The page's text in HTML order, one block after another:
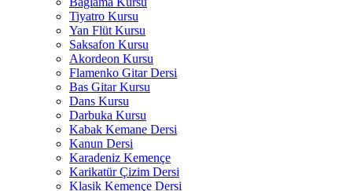
Tiyatro Kursu
Yan Flüt Kursu
Saksafon Kursu
Akordeon Kursu
Flamenko Gitar Dersi
Bas Gitar Kursu
Dans Kursu
Darbuka Kursu
Kabak Kemane Dersi
Kanun Dersi
Karadeniz Kemençe
Karikatür Çizim Dersi
Klasik Kemençe Dersi